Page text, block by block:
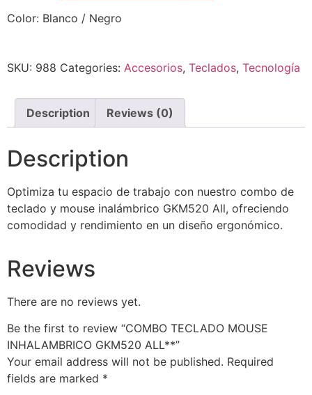
Color: Blanco / Negro
SKU: 988 Categories: Accesorios, Teclados, Tecnología
Description Reviews (0)
Description
Optimiza tu espacio de trabajo con nuestro combo de
teclado y mouse inalámbrico GKM520 All, ofreciendo
comodidad y rendimiento en un diseño ergonómico.
Reviews
There are no reviews yet.
Be the first to review “COMBO TECLADO MOUSE
INHALAMBRICO GKM520 ALL**”
Your email address will not be published. Required
fields are marked *